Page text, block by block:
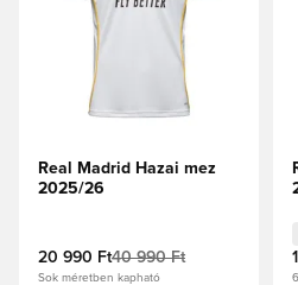
Real Madrid Hazai mez
2025/26
20 990 Ft40 990 Ft
Sok méretben kapható